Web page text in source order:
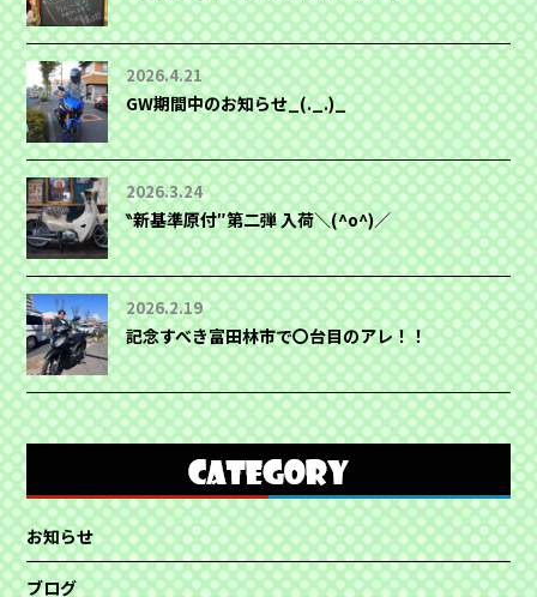
2026.4.21
GW期間中のお知らせ_(._.)_
2026.3.24
‶新基準原付″第二弾 入荷＼(^o^)／
2026.2.19
記念すべき富田林市で〇台目のアレ！！
お知らせ
ブログ